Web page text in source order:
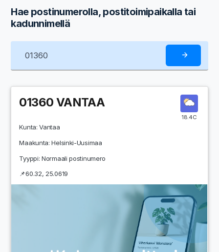
Hae postinumerolla, postitoimipaikalla tai
kadunnimellä
18.4C
01360 VANTAA
Kunta:Vantaa
Maakunta:Helsinki-Uusimaa
Tyyppi: Normaali postinumero
📌60.32,25.0619